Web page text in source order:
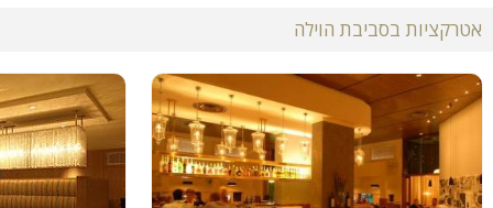
אטרקציות בסביבת הוילה